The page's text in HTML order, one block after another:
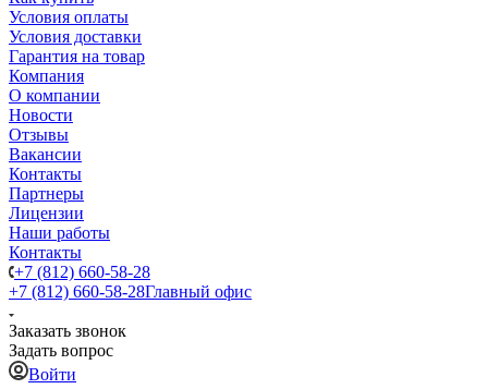
Условия оплаты
Условия доставки
Гарантия на товар
Компания
О компании
Новости
Отзывы
Вакансии
Контакты
Партнеры
Лицензии
Наши работы
Контакты
+7 (812) 660-58-28
+7 (812) 660-58-28Главный офис
Заказать звонок
Задать вопрос
Войти